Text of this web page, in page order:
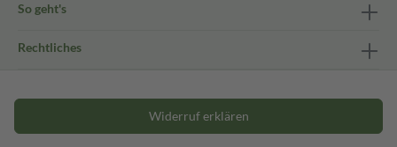
So geht's
Rechtliches
Widerruf erklären